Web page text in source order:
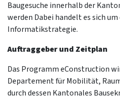
Baugesuche innerhalb der
werden Dabei handelt es sich
Informatikstrategie.
Auftraggeber und Zeitplan
Das Programm eConstruction
Departement für Mobilität,
durch dessen Kantonales